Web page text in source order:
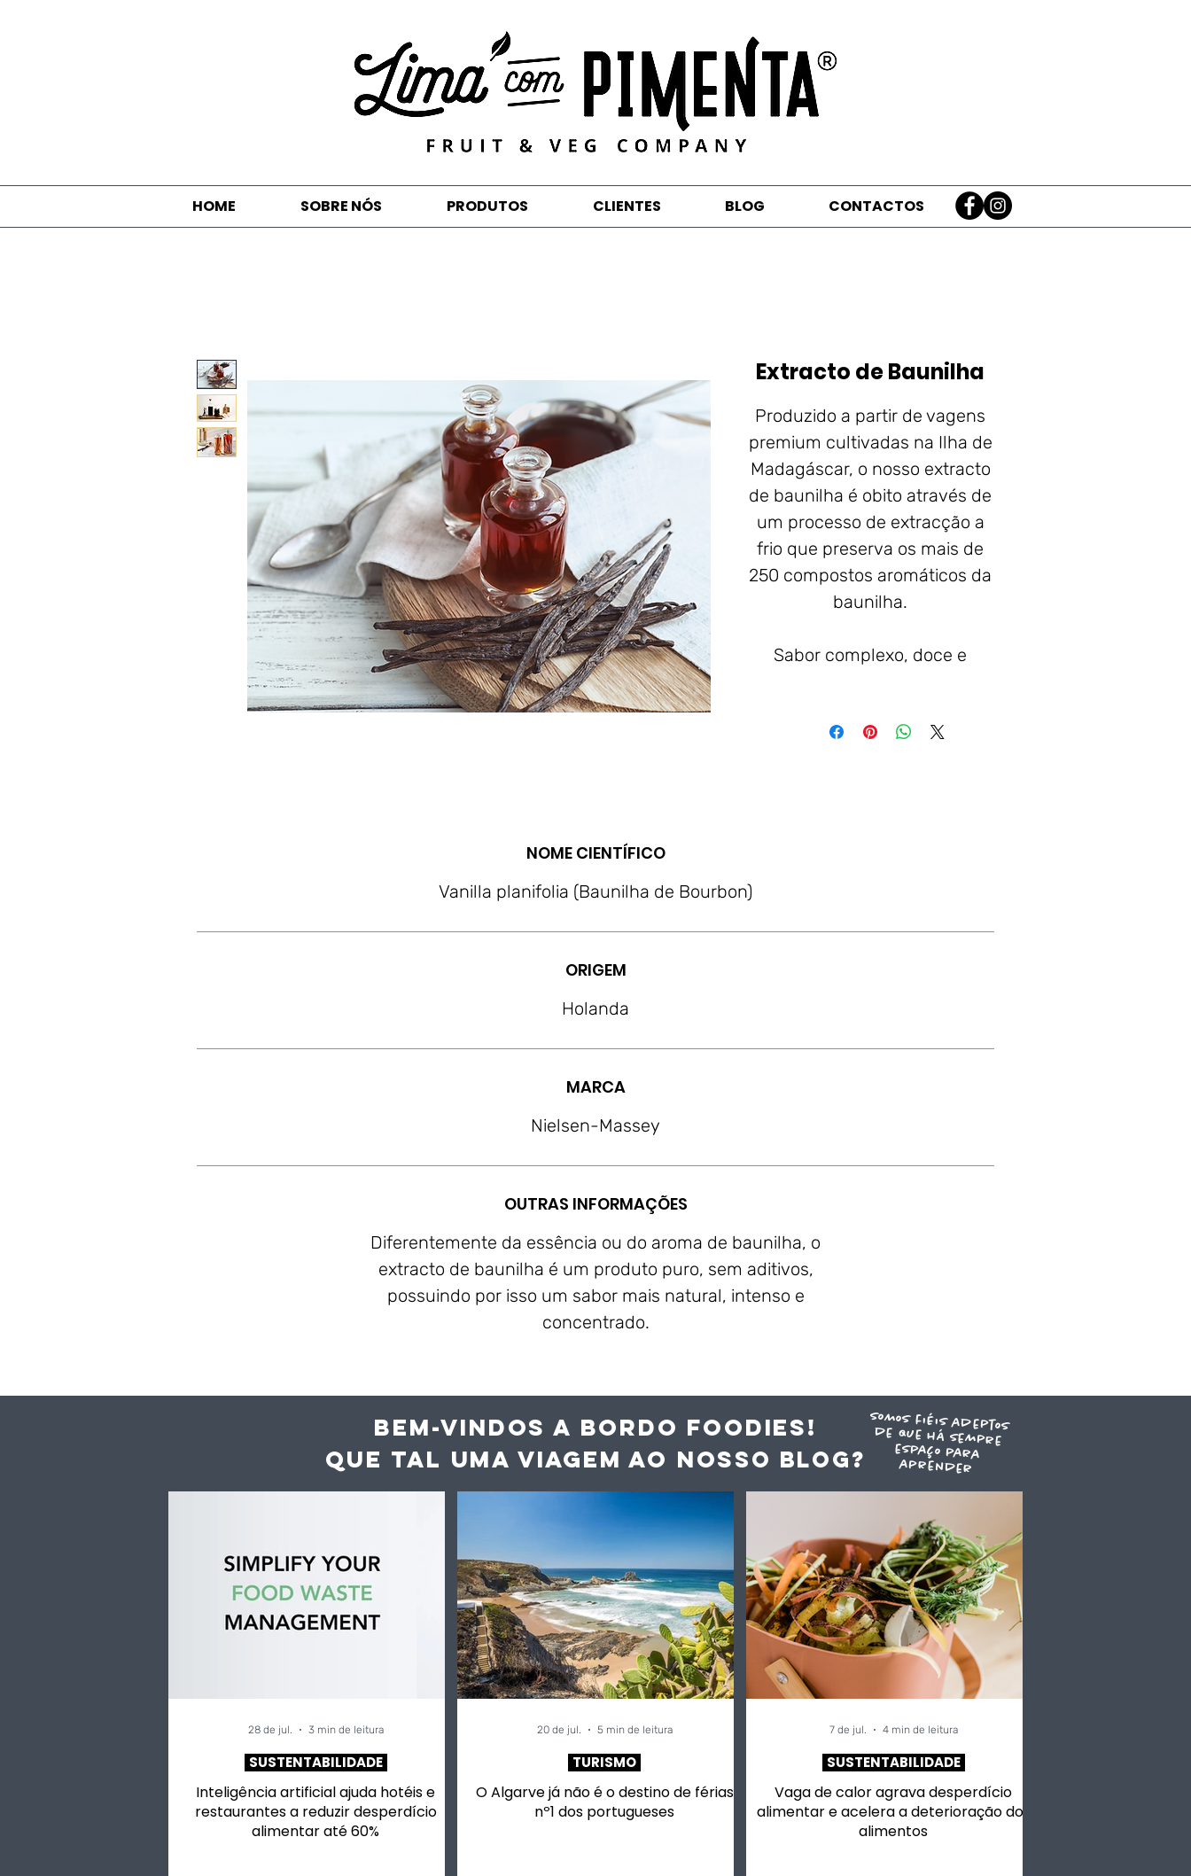
HOME SOBRE NÓS PRODUTOS CLIENTES BLOG CONTACTOS
Extracto de Baunilha
Produzido a partir de vagens
premium cultivadas na Ilha de
Madagáscar, o nosso extracto
de baunilha é obito através de
um processo de extracção a
frio que preserva os mais de
250 compostos aromáticos da
baunilha.
Sabor complexo, doce e
NOME CIENTÍFICO
Vanilla planifolia (Baunilha de Bourbon)
ORIGEM
Holanda
MARCA
Nielsen-Massey
OUTRAS INFORMAÇÕES
Diferentemente da essência ou do aroma de baunilha, o
extracto de baunilha é um produto puro, sem aditivos,
possuindo por isso um sabor mais natural, intenso e
concentrado.
BEM-VINDOS A BORDO FOODIES!
QUE TAL UMA VIAGEM AO NOSSO blog?
somos fiéis adeptos
de que há sempre
espaço para
aprender
Inteligência artificial ajuda hotéis e
restaurantes a reduzir desperdício
alimentar até 60%
SUSTENTABILIDADE
28 de jul. 3 min de leitura
O Algarve já não é o destino de férias
nº1 dos portugueses
TURISMO
20 de jul. 5 min de leitura
Vaga de calor agrava desperdício
alimentar e acelera a deterioração dos
alimentos
SUSTENTABILIDADE
7 de jul. 4 min de leitura